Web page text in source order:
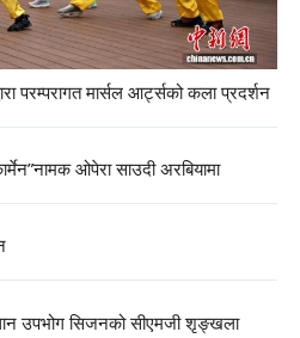
परम्परागत मार्सल आर्ट्सको कला प्रदर्शन
ओपेरा साउदी अरबियामा
उपभोग सिजनको सीएमजी शृङ्खला